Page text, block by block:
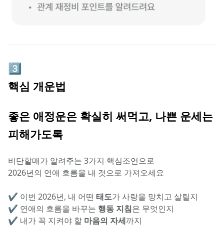
3️⃣
핵심 개운법
좋은 애정운은 확실히 써먹고, 나쁜 운세는
피해가도록
비단할매가 알려주는 3가지 핵심조언으로
2026년의 연애 흐름을 내 것으로 가져오세요
✔️ 이번 2026년, 내 어떤 태도가 사랑을 망치고 살릴지
✔️ 연애의 흐름을 바꾸는 행동 지침은 무엇인지
✔️ 내가 꼭 지켜야 할 마음의 자세까지